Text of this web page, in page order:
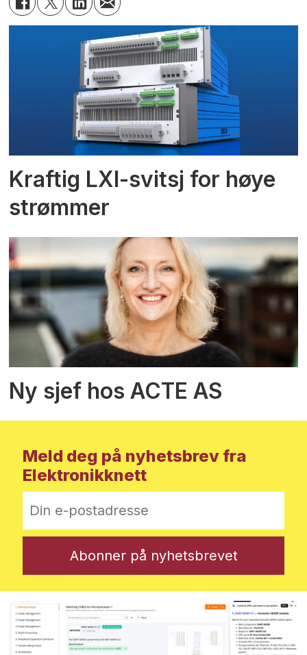
Kraftig LXI-svitsj for høye
strømmer
Ny sjef hos ACTE AS
Meld deg på nyhetsbrev fra
Elektronikknett